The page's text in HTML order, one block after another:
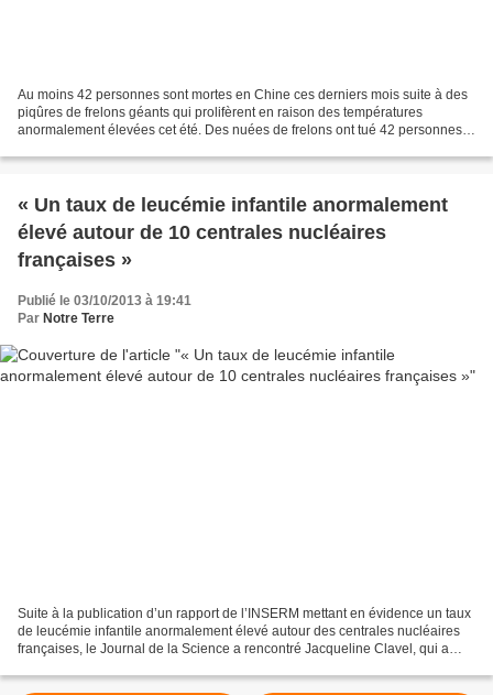
Au moins 42 personnes sont mortes en Chine ces derniers mois suite à des
piqûres de frelons géants qui prolifèrent en raison des températures
anormalement élevées cet été. Des nuées de frelons ont tué 42 personnes
« Un taux de leucémie infantile anormalement
élevé autour de 10 centrales nucléaires
françaises »
Publié le 03/10/2013 à 19:41
Par Notre Terre
Suite à la publication d’un rapport de l’INSERM mettant en évidence un taux
de leucémie infantile anormalement élevé autour des centrales nucléaires
françaises, le Journal de la Science a rencontré Jacqueline Clavel, qui a